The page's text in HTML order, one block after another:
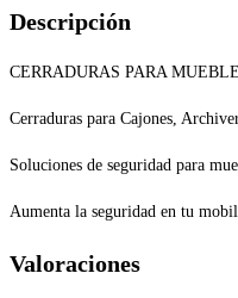
Descripción
CERRADURAS PARA
Cerraduras para Cajones,
Soluciones de seguridad para
Aumenta la seguridad en tu
Valoraciones